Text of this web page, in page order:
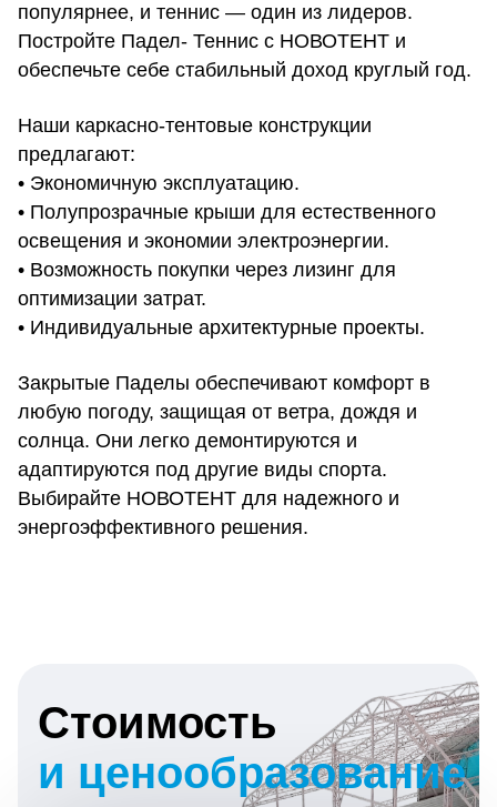
популярнее, и теннис — один из лидеров.
Постройте Падел- Теннис с НОВОТЕНТ и
обеспечьте себе стабильный доход круглый год.
Наши каркасно-тентовые конструкции
предлагают:
• Экономичную эксплуатацию.
• Полупрозрачные крыши для естественного
освещения и экономии электроэнергии.
• Возможность покупки через лизинг для
оптимизации затрат.
• Индивидуальные архитектурные проекты.
Закрытые Паделы обеспечивают комфорт в
любую погоду, защищая от ветра, дождя и
солнца. Они легко демонтируются и
адаптируются под другие виды спорта.
Выбирайте НОВОТЕНТ для надежного и
энергоэффективного решения.
Стоимость
и ценообразование